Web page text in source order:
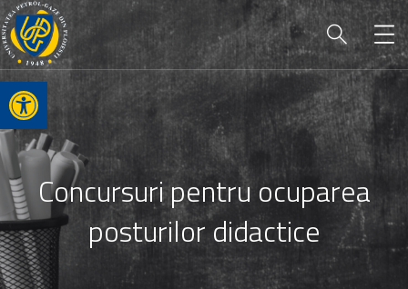
Open toolbar
Concursuri pentru ocuparea
posturilor didactice